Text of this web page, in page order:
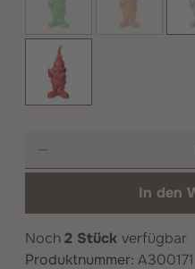
(Diese Option ist(Diese
Rot
Produkt Anzahl:
In den
Noch2 Stückverfügbar
Produktnummer:A300171